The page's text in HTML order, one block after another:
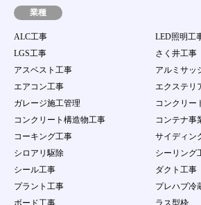
させたり、売買、名義変更、質権の設定その他
保に供する等の行為はできないものとします。
第10条 ユーザーID及びパスワードの管
１．会員は、自己のID及び会員自身で登録する
ワードの使用および管理について一切の責任
つものとします。
ワードを第三者に利用させたり、貸与、譲
義変更、売買等をしてはならない。
３．当社のID及びパスワードが他の第三者の使
より当該会員が被る損害について、当該会員
わないものとする。
４．会員は、会員ID及びパスワードが盗難
り、第三者に使用されていることが判明した
業種
ALC工事
LED照明工
LGS工事
さく井工事
アスベスト工事
アルミサッ
エアコン工事
エクステリ
ガレージ施工管理
コンクリー
コンクリート構造物工事
コンテナ事
コーキング工事
サイディン
シロアリ駆除
シーリング
シール工事
ダクト工事
プラント工事
プレハブ冷
ボード工事
ラス型枠